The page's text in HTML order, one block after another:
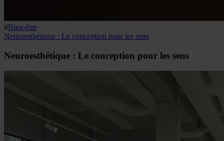
#Bien-être
Neuroesthétique : Le conception pour les sens
Neuroesthétique : Le conception pour les sens